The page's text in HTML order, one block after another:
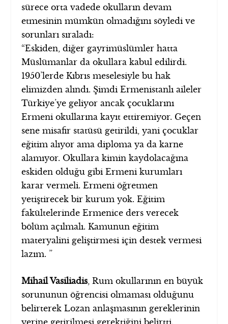
sürece orta vadede okulların devam
etmesinin mümkün olmadığını söyledi ve
sorunları sıraladı:
“Eskiden, diğer gayrimüslümler hatta
Müslümanlar da okullara kabul edilirdi.
1950’lerde Kıbrıs meselesiyle bu hak
elimizden alındı. Şimdi Ermenistanlı aileler
Türkiye’ye geliyor ancak çocuklarını
Ermeni okullarına kayıt ettiremiyor. Geçen
sene misafir statüsü getirildi, yani çocuklar
eğitim alıyor ama diploma ya da karne
alamıyor. Okullara kimin kaydolacağına
eskiden olduğu gibi Ermeni kurumları
karar vermeli. Ermeni öğretmen
yetiştirecek bir kurum yok. Eğitim
fakültelerinde Ermenice ders verecek
bölüm açılmalı. Kamunun eğitim
materyalini geliştirmesi için destek vermesi
lazım. ”
Mihail Vasiliadis , Rum okullarının en büyük
sorununun öğrencisi olmaması olduğunu
belirterek Lozan anlaşmasının gereklerinin
yerine getirilmesi gerektiğini belirtti.